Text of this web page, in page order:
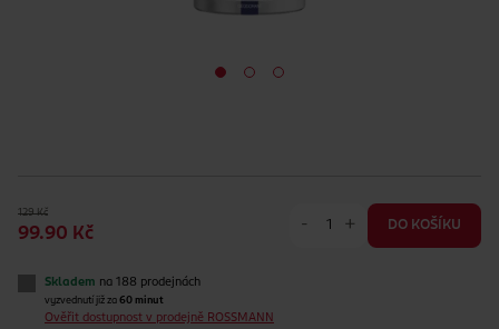
129 Kč
99.90 Kč
- + DO KOŠÍKU
Skladem na 188 prodejnách
vyzvednutí již za 60 minut
Ověřit dostupnost v prodejně ROSSMANN